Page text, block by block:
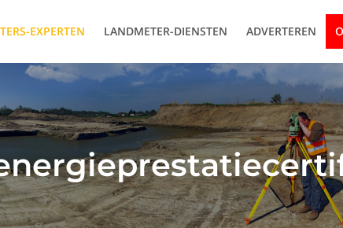
EXPERTEN LANDMETER-DIENSTEN ADVERTEREN